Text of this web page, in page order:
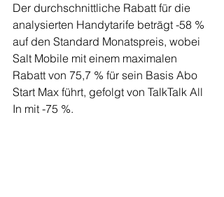
Der durchschnittliche Rabatt für die
analysierten Handytarife beträgt -58 %
auf den Standard Monatspreis, wobei
Salt Mobile mit einem maximalen
Rabatt von 75,7 % für sein Basis Abo
Start Max führt, gefolgt von TalkTalk All
In mit -75 %.